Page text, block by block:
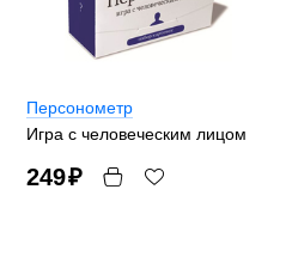
Персонометр
Игра с человеческим лицом
249₽